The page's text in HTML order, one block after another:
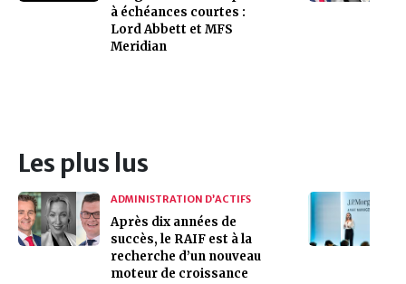
à échéances courtes :
Lord Abbett et MFS
Meridian
Les plus lus
ADMINISTRATION D’ACTIFS
Après dix années de
succès, le RAIF est à la
recherche d’un nouveau
moteur de croissance